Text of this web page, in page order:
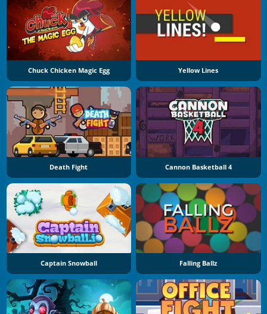
Chuck Chicken Magic Egg Yellow Lines
Death Fight Cannon Basketball 4
Captain Snowball Falling Ballz